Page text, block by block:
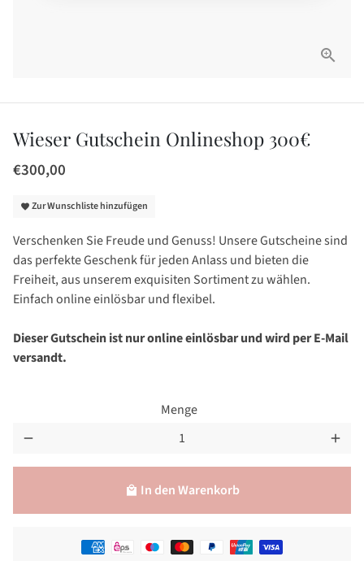
Wieser Gutschein Onlineshop 300€
€300,00
favorite Zur Wunschliste hinzufügen
Verschenken Sie Freude und Genuss! Unsere Gutscheine sind
das perfekte Geschenk für jeden Anlass und bieten die
Freiheit, aus unserem exquisiten Sortiment zu wählen.
Einfach online einlösbar und flexibel.
Dieser Gutschein ist nur online einlösbar und wird per E-Mail
versandt.
Menge
remove add
local_mall In den Warenkorb
Zahlungsmethoden